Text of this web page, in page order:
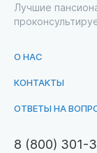
Лучшие
О НАС
КОНТАКТЫ
ОТВЕТЫ НА
8 (800) 301-